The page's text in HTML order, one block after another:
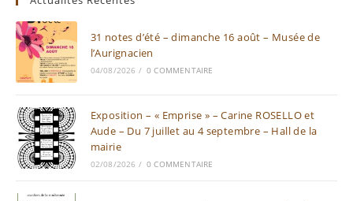
31 notes d’été – dimanche 16 août – Musée de
l’Aurignacien
04/08/2026 / 0 COMMENTAIRE
Exposition – « Emprise » – Carine ROSELLO et
Aude – Du 7 juillet au 4 septembre – Hall de la
mairie
02/08/2026 / 0 COMMENTAIRE